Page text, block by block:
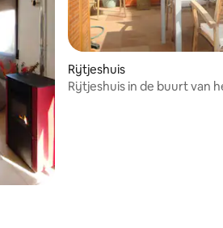
Rijtjeshuis
Rijtjeshuis in de buurt van